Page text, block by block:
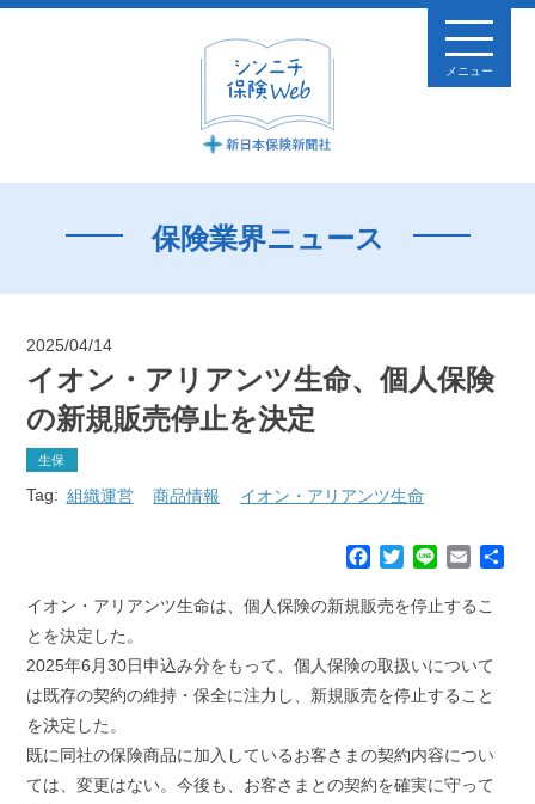
メニュー
保険業界ニュース
2025/04/14
イオン・アリアンツ生命、個人保険
の新規販売停止を決定
生保
Tag: 組織運営 商品情報 イオン・アリアンツ生命
c
o
o
T
i
e
r
n
E
a
イオン・アリアンツ生命は、個人保険の新規販売を停止するこ
とを決定した。
2025年6月30日申込み分をもって、個人保険の取扱いについて
は既存の契約の維持・保全に注力し、新規販売を停止すること
を決定した。
既に同社の保険商品に加入しているお客さまの契約内容につい
ては、変更はない。今後も、お客さまとの契約を確実に守って